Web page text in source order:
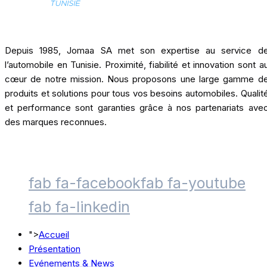
Depuis 1985, Jomaa SA met son expertise au service
l’automobile en Tunisie. Proximité, fiabilité et innovation sont
cœur de notre mission. Nous proposons une large gamme
produits et solutions pour tous vos besoins automobiles.
et performance sont garanties grâce à nos partenariats
des marques reconnues.
fab fa-facebookfab fa-youtube
fab fa-linkedin
">Accueil
Présentation
Evénements & News